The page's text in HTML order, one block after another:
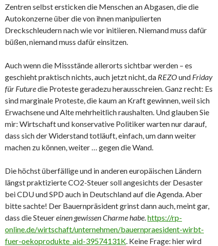
Zentren selbst ersticken die Menschen an Abgasen, die die
Autokonzerne über die von ihnen manipulierten
Dreckschleudern nach wie vor initiieren. Niemand muss dafür
büßen, niemand muss dafür einsitzen.
Auch wenn die Missstände allerorts sichtbar werden – es
geschieht praktisch nichts, auch jetzt nicht, da REZOund Friday
für Futuredie Proteste geradezu herausschreien. Ganz recht: Es
sind marginale Proteste, die kaum an Kraft gewinnen, weil sich
Erwachsene und Alte mehrheitlich raushalten. Und glauben Sie
mir: Wirtschaft und konservative Politiker warten nur darauf,
dass sich der Widerstand totläuft, einfach, um dann weiter
machen zu können, weiter … gegen die Wand.
Die höchst überfällige und in anderen europäischen Ländern
längst praktizierte CO2-Steuer soll angesichts der Desaster
bei CDU und SPD auch in Deutschland auf die Agenda. Aber
bitte sachte! Der Bauernpräsident grinst dann auch, meint gar,
dass die Steuereinen gewissen Charme habe.https://rp-
online.de/wirtschaft/unternehmen/bauernpraesident-wirbt-
fuer-oekoprodukte_aid-39574131K. Keine Frage: hier wird